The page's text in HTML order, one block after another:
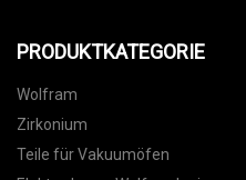
PRODUKTKATEGORIE
Wolfram
Zirkonium
Teile für Vakuumöfen